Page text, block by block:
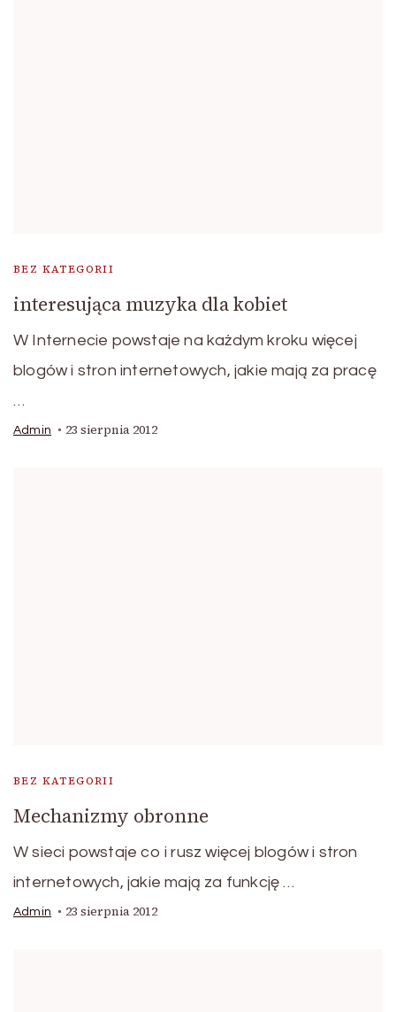
BEZ KATEGORII
interesująca muzyka dla kobiet
W Internecie powstaje na każdym kroku więcej
blogów i stron internetowych, jakie mają za pracę
…
Admin 23 sierpnia 2012
BEZ KATEGORII
Mechanizmy obronne
W sieci powstaje co i rusz więcej blogów i stron
internetowych, jakie mają za funkcję …
Admin 23 sierpnia 2012